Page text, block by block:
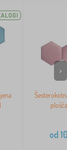
od
>